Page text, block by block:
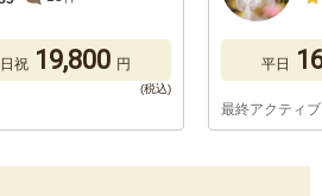
祝 19,800 円 平日
最終アクティ